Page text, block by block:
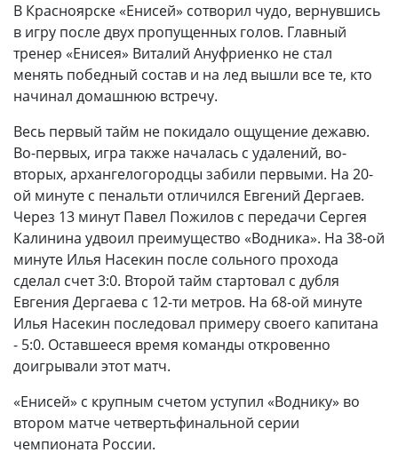
В Красноярске «Енисей» сотворил чудо, вернувшись
в игру после двух пропущенных голов. Главный
тренер «Енисея» Виталий Ануфриенко не стал
менять победный состав и на лед вышли все те, кто
начинал домашнюю встречу.
Весь первый тайм не покидало ощущение дежавю.
Во-первых, игра также началась с удалений, во-
вторых, архангелогородцы забили первыми. На 20-
ой минуте с пенальти отличился Евгений Дергаев.
Через 13 минут Павел Пожилов с передачи Сергея
Калинина удвоил преимущество «Водника». На 38-ой
минуте Илья Насекин после сольного прохода
сделал счет 3:0. Второй тайм стартовал с дубля
Евгения Дергаева с 12-ти метров. На 68-ой минуте
Илья Насекин последовал примеру своего капитана
- 5:0. Оставшееся время команды откровенно
доигрывали этот матч.
«Енисей» с крупным счетом уступил «Воднику» во
втором матче четвертьфинальной серии
чемпионата России.